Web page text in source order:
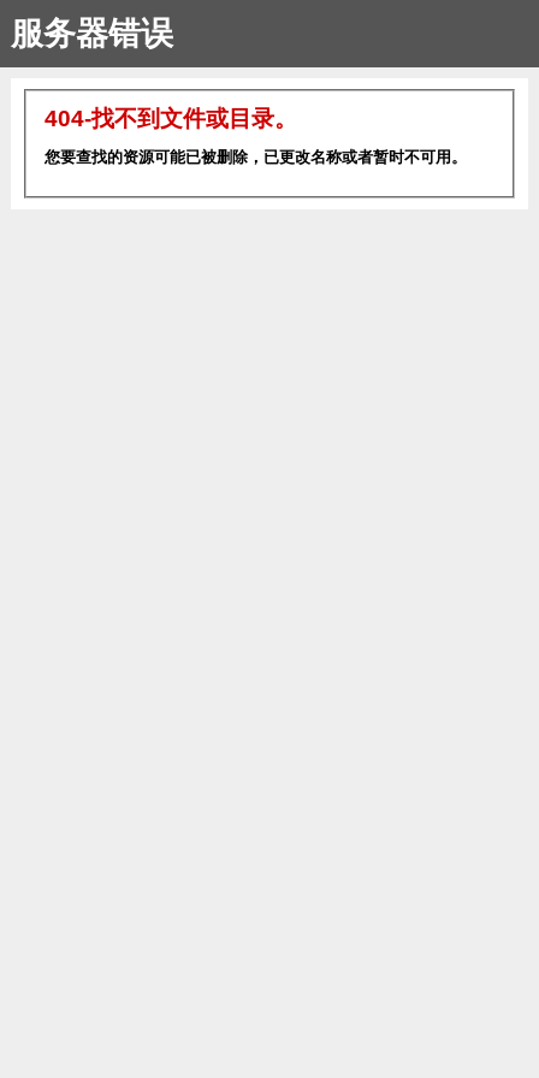
服务器错误
404-找不到文件或目录。
您要查找的资源可能已被删除，已更改名称或者暂时不可用。